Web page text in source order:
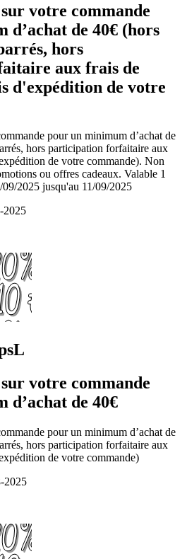
votre commande
d’achat de 40€ (hors
hors
aux frais de
d'expédition de votre
pour un minimum d’achat de
hors participation forfaitaire aux
de votre commande). Non
ou offres cadeaux. Valable 1
2025 jusqu'au 11/09/2025
2025
votre commande
d’achat de 40€
pour un minimum d’achat de
hors participation forfaitaire aux
de votre commande)
2025